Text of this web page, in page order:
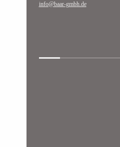
info@baar-gmbh.de